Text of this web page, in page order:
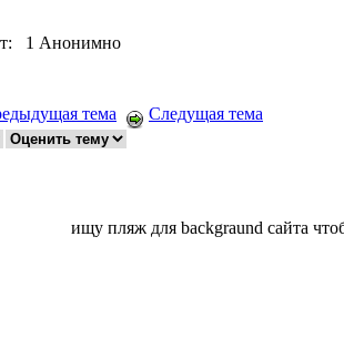
1 Анонимно
тема Следущая тема
ищу пляж для backgraund сайта